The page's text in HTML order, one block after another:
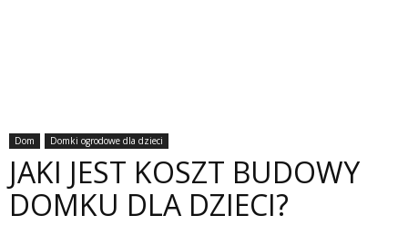
Dom Domki ogrodowe dla dzieci
JAKI JEST KOSZT BUDOWY
DOMKU DLA DZIECI?